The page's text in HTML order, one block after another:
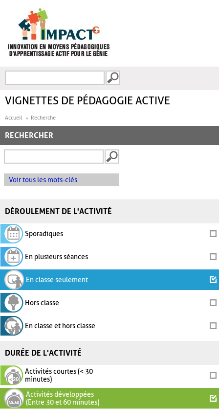
FORMULAIRE DE
VIGNETTES DE PÉDAGOGIE ACTIVE
Accueil Recherche
RECHERCHER
Voir tous les mots-clés
DÉROULEMENT DE L'ACTIVITÉ
Sporadiques
En plusieurs séances
En classe seulement
Hors classe
En classe et hors classe
DURÉE DE L'ACTIVITÉ
Activités courtes (< 30
minutes)
Activités développées
(Entre 30 et 60 minutes)